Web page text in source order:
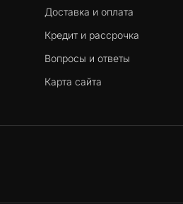
Доставка и оплата
Кредит и рассрочка
Вопросы и ответы
Карта сайта